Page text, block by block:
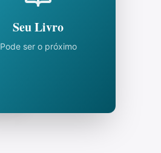
Seu Livro
Pode ser o próximo